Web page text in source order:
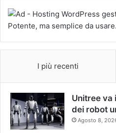
I più recenti
Unitree va
dei robot
Agosto 8,